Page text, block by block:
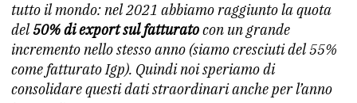
tutto il mondo: nel 2021 abbiamo raggiunto la quota
del50% di export sul fatturatocon un grande
incremento nello stesso anno (siamo cresciuti del 55%
come fatturato Igp). Quindi noi speriamo di
consolidare questi dati straordinari anche per l’anno